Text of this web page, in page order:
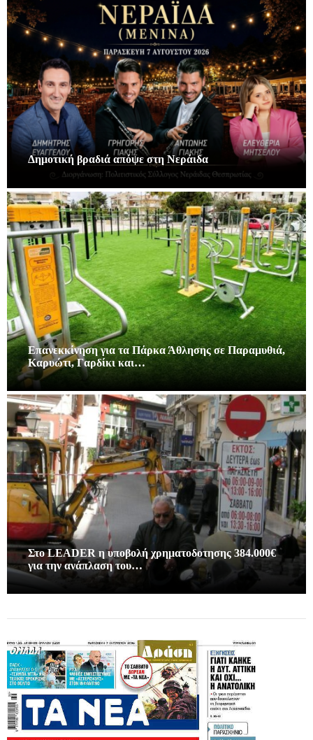
Δημοτική βραδιά απόψε στη Νεράιδα
Επανεκκίνηση για τα Πάρκα Άθλησης σε Παραμυθιά,
Καρυώτι, Γαρδίκι και…
Στο LEADER η υποβολή χρηματοδοτησης 384.000€
για την ανάπλαση του…